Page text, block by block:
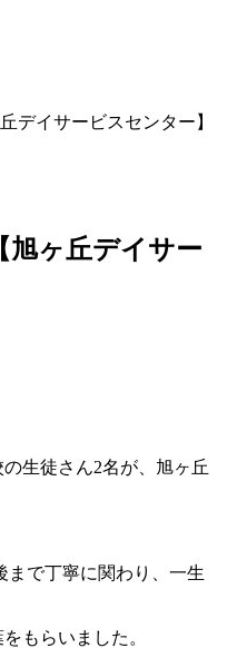
デイサービスセンター】
旭ヶ丘デイサー
生徒さん2名が、旭ヶ丘
まで丁寧に関わり、一生
もらいました。